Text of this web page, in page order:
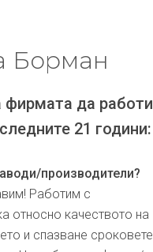
Борман
фирмата да работи
21 години:
производители?
Работим с
относно качеството на
и спазване сроковете